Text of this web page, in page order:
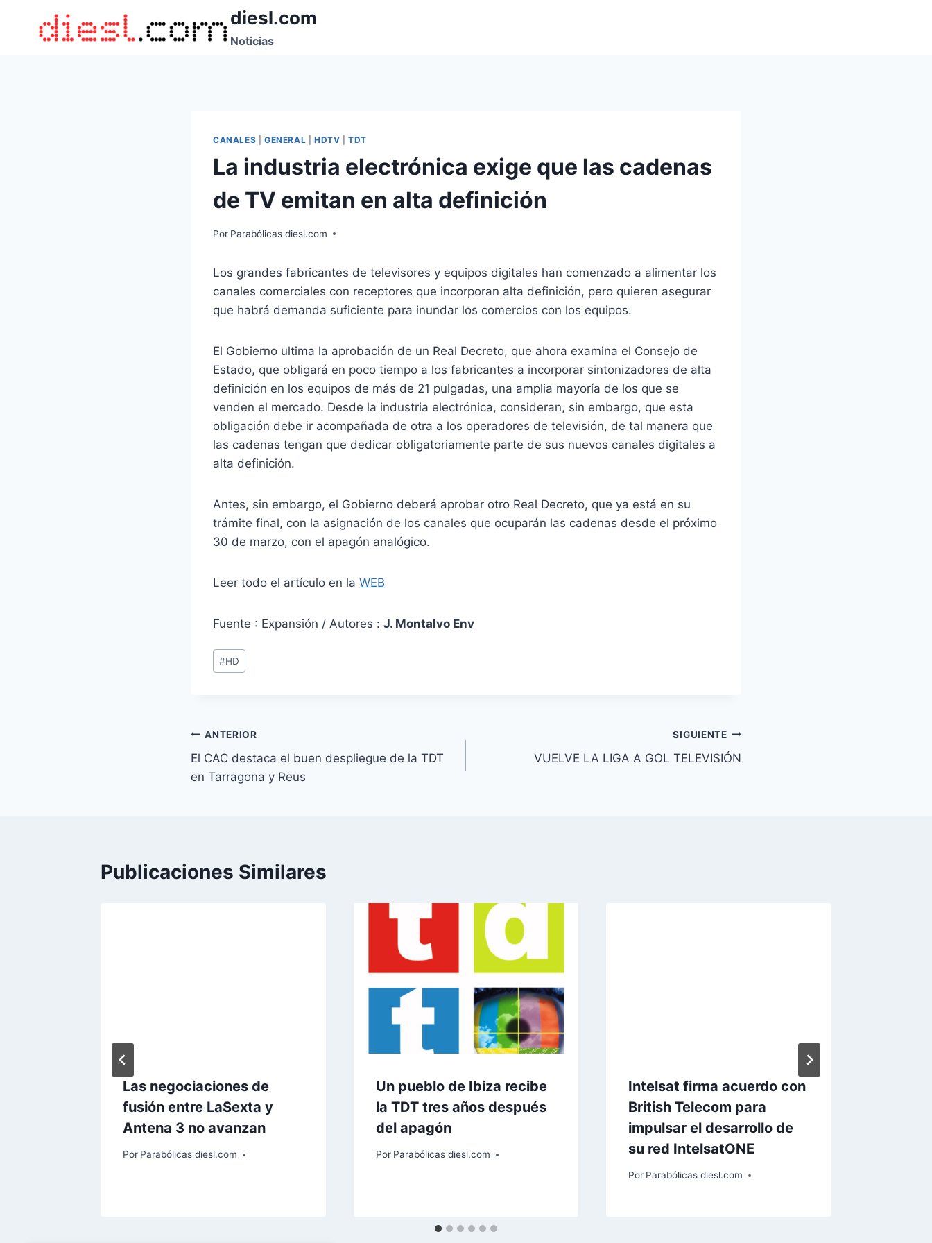
contenido
diesl.com
Noticias
CANALES GENERAL HDTV |TDT
La industria electrónica exige que las cadenas
de TV emitan en alta definición
Por Parabólicas diesl.com
Los grandes fabricantes de televisores y equipos digitales han comenzado a alimentar los
canales comerciales con receptores que incorporan alta definición, pero quieren asegurar
que habrá demanda suficiente para inundar los comercios con los equipos.
El Gobierno ultima la aprobación de un Real Decreto, que ahora examina el Consejo de
Estado, que obligará en poco tiempo a los fabricantes a incorporar sintonizadores de alta
definición en los equipos de más de 21 pulgadas, una amplia mayoría de los que se
venden el mercado. Desde la industria electrónica, consideran, sin embargo, que esta
obligación debe ir acompañada de otra a los operadores de televisión, de tal manera que
las cadenas tengan que dedicar obligatoriamente parte de sus nuevos canales digitales a
alta definición.
Antes, sin embargo, el Gobierno deberá aprobar otro Real Decreto, que ya está en su
trámite final, con la asignación de los canales que ocuparán las cadenas desde el próximo
30 de marzo, con el apagón analógico.
Leer todo el artículo en la WEB
Fuente : Expansión / Autores : J. Montalvo Env
Etiquetas
de
#HD
Navegación
de
ANTERIOR
El CAC destaca el buen despliegue de la TDT
en Tarragona y Reus
SIGUIENTE
VUELVE LA LIGA A GOL TELEVISIÓN
Publicaciones Similares
Las negociaciones de
fusión entre LaSexta y
Antena 3 no avanzan
Por Parabólicas diesl.com
Un pueblo de Ibiza recibe
la TDT tres años después
del apagón
Por Parabólicas diesl.com
Intelsat firma acuerdo con
British Telecom para
impulsar el desarrollo de
su red IntelsatONE
Por Parabólicas diesl.com